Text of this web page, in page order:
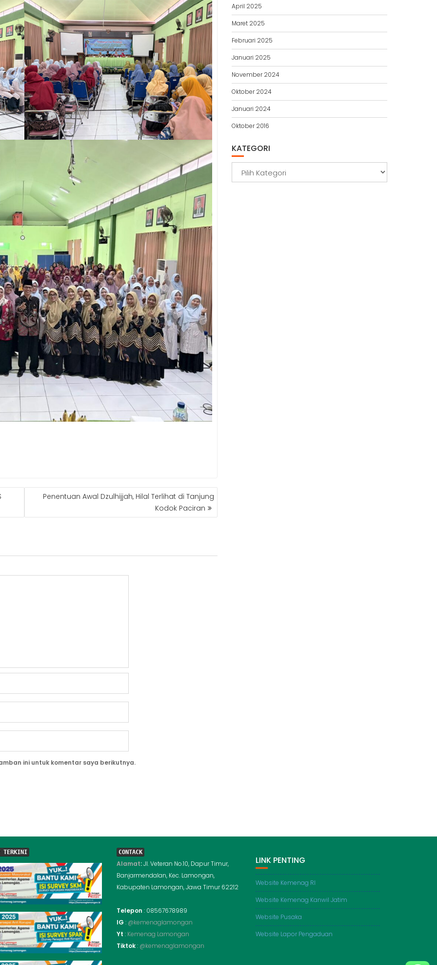
Penentuan Awal Dzulhijjah, Hilal Terlihat di Tanjung
Kodok Paciran
ini untuk komentar saya berikutnya.
April 2025
Maret 2025
Februari 2025
Januari 2025
November 2024
Oktober 2024
Januari 2024
Oktober 2016
KATEGORI
TERKINI CONTACK
Alamat:Jl. Veteran No.10, Dapur Timur,
Banjarmendalan, Kec. Lamongan,
Kabupaten Lamongan, Jawa Timur 62212
Telepon : 08567678989
IG : @kemenaglamongan
Yt : Kemenag Lamongan
Tiktok: @kemenaglamongan
LINK PENTING
Website Kemenag RI
Website Kemenag Kanwil Jatim
Website Pusaka
Website Lapor Pengaduan